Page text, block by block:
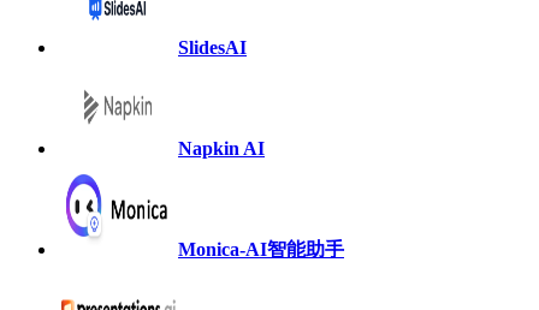
SlidesAI
Napkin AI
Monica-AI智能助手